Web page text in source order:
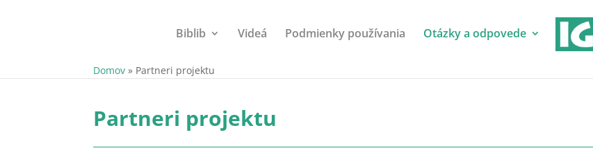
Biblib Videá Podmienky používania Otázky a odpovede
Domov » Partneri projektu
Partneri projektu